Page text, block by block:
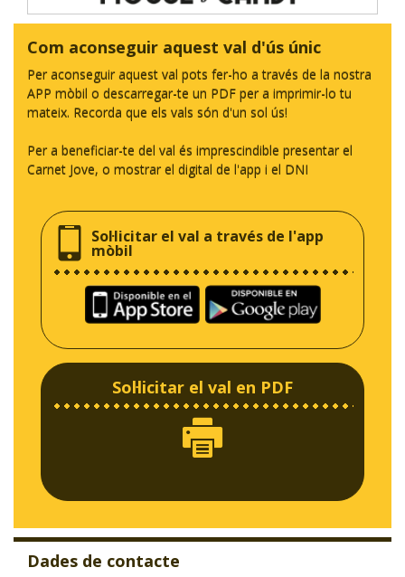
Com aconseguir aquest val d'ús únic
Per aconseguir aquest val pots fer-ho a través de la nostra
APP mòbil o descarregar-te un PDF per a imprimir-lo tu
mateix. Recorda que els vals són d'un sol ús!
Per a beneficiar-te del val és imprescindible presentar el
Carnet Jove, o mostrar el digital de l'app i el DNI
Sol·licitar el val a través de l'app
mòbil
Sol·licitar el val en PDF
Dades de contacte